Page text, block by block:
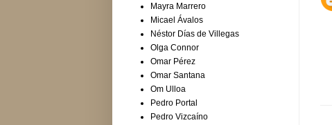
Mayra Marrero
Micael Ávalos
Néstor Días de Villegas
Olga Connor
Omar Pérez
Omar Santana
Om Ulloa
Pedro Portal
Pedro Vizcaíno